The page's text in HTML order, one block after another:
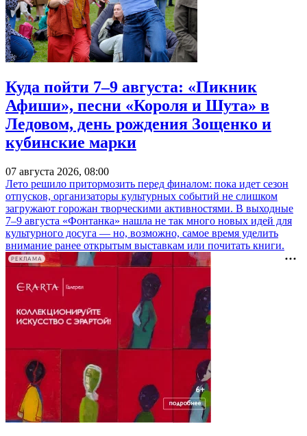
Куда пойти 7–9 августа: «Пикник
Афиши», песни «Короля и Шута» в
Ледовом, день рождения Зощенко и
кубинские марки
07 августа 2026, 08:00
Лето решило притормозить перед финалом: пока идет сезон
отпусков, организаторы культурных событий не слишком
загружают горожан творческими активностями. В выходные
7–9 августа «Фонтанка» нашла не так много новых идей для
культурного досуга — но, возможно, самое время уделить
внимание ранее открытым выставкам или почитать книги.
РЕКЛАМА